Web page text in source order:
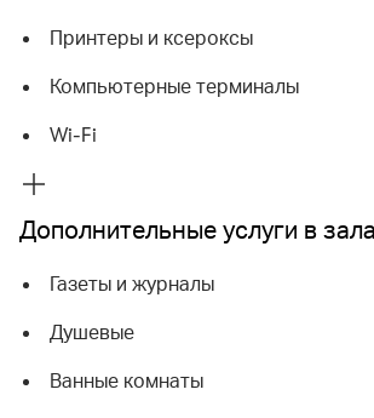
Принтеры и ксероксы
Компьютерные терминалы
Wi-Fi
Дополнительные услуги в
Газеты и журналы
Душевые
Ванные комнаты